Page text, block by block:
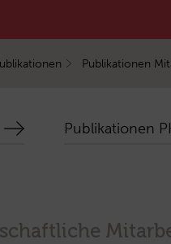
Publikationen
Publikationen